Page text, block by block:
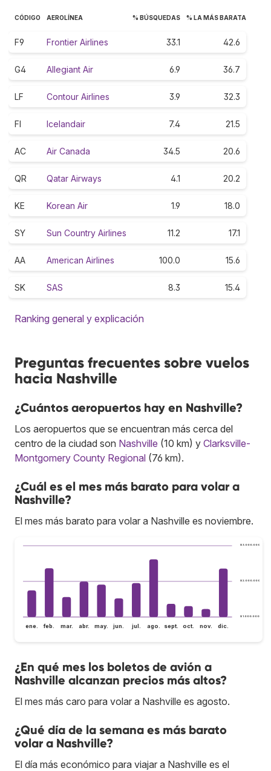
CÓDIGO AEROLÍNEA % BÚSQUEDAS % LA MÁS BARATA
F9 Frontier Airlines 33.1 42.6
G4 Allegiant Air 6.9 36.7
LF Contour Airlines 3.9 32.3
FI Icelandair 7.4 21.5
AC Air Canada 34.5 20.6
QR Qatar Airways 4.1 20.2
KE Korean Air 1.9 18.0
SY Sun Country Airlines 11.2 17.1
AA American Airlines 100.0 15.6
SK SAS 8.3 15.4
Ranking general y explicación
Preguntas frecuentes sobre vuelos
hacia Nashville
¿Cuántos aeropuertos hay en Nashville?
Los aeropuertos que se encuentran más cerca del
centro de la ciudad son Nashville (10 km) y Clarksville-
Montgomery County Regional (76 km).
¿Cuál es el mes más barato para volar a
Nashville?
El mes más barato para volar a Nashville es noviembre.
$ 1.000.000
$ 2.000.000
$ 3.000.000
ene. feb. mar. abr. may. jun. jul. ago. sept. oct. nov. dic.
¿En qué mes los boletos de avión a
Nashville alcanzan precios más altos?
El mes más caro para volar a Nashville es agosto.
¿Qué día de la semana es más barato
volar a Nashville?
El día más económico para viajar a Nashville es el